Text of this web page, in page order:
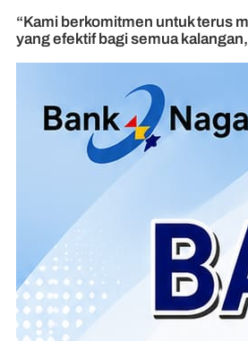
“Kami berkomitmen untuk terus
yang efektif bagi semua